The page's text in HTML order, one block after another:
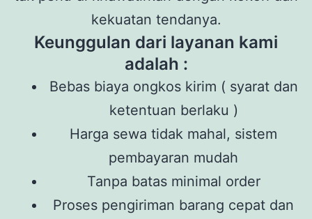
kekuatan tendanya.
Keunggulan dari layanan kami
adalah :
Bebas biaya ongkos kirim ( syarat dan
ketentuan berlaku )
Harga sewa tidak mahal, sistem
pembayaran mudah
Tanpa batas minimal order
Proses pengiriman barang cepat dan